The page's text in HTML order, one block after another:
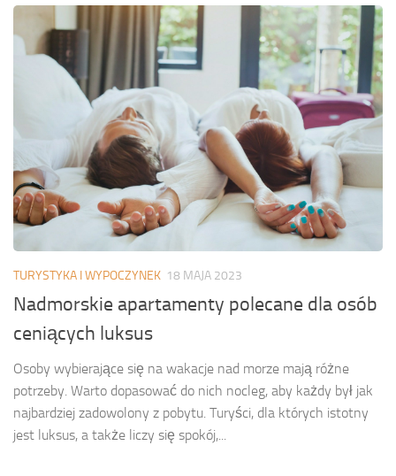
TURYSTYKA I WYPOCZYNEK 18 MAJA 2023
Nadmorskie apartamenty polecane dla osób
ceniących luksus
Osoby wybierające się na wakacje nad morze mają różne
potrzeby. Warto dopasować do nich nocleg, aby każdy był jak
najbardziej zadowolony z pobytu. Turyści, dla których istotny
jest luksus, a także liczy się spokój,...